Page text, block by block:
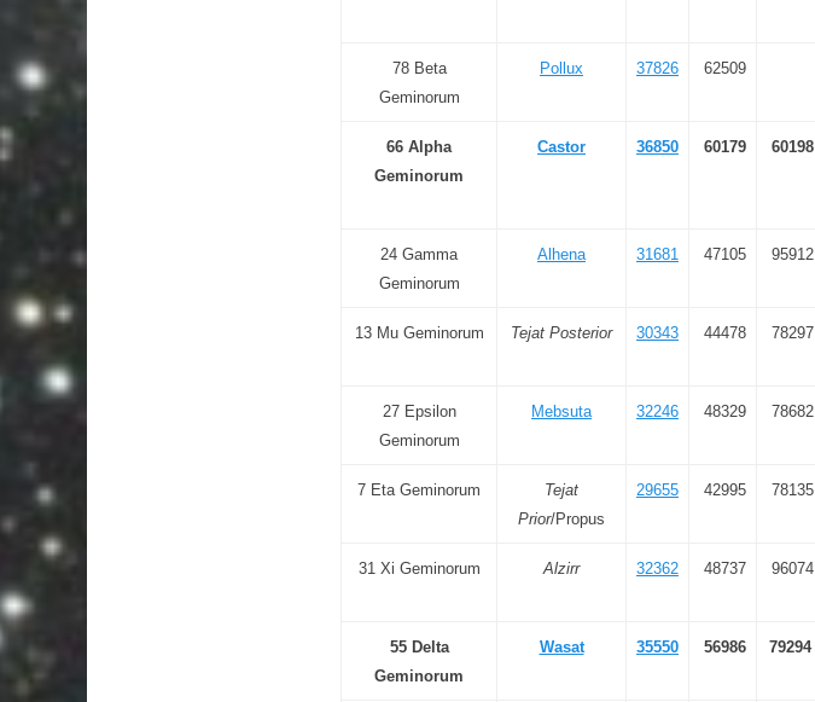
78 Beta
Geminorum
Pollux 37826 62509
66 Alpha
Geminorum
Castor 36850 60179 60198
24 Gamma
Geminorum
Alhena 31681 47105 95912
13 Mu Geminorum Tejat Posterior 30343 44478 78297
27 Epsilon
Geminorum
Mebsuta 32246 48329 78682
7 Eta Geminorum
Tejat
Prior/Propus
29655 42995 78135
31 Xi Geminorum Alzirr 32362 48737 96074
55 Delta
Geminorum
Wasat 35550 56986 79294